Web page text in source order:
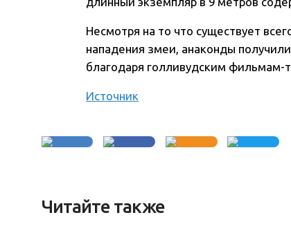
Несмотря на то что существует
нападения змеи, анаконды
благодаря голливудским фильмам-
Источник
Читайте также